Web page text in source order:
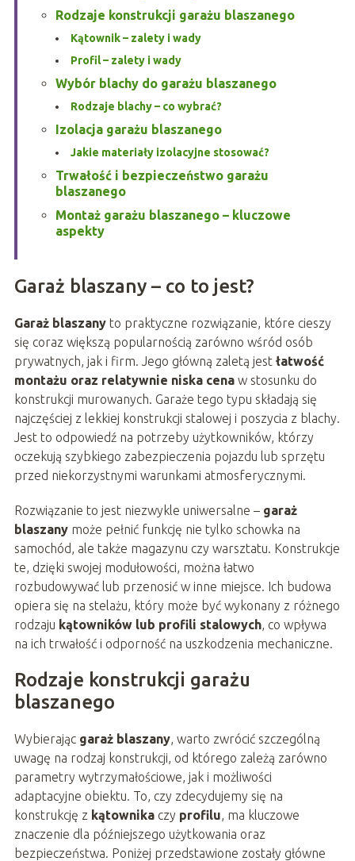
Rodzaje konstrukcji garażu blaszanego
Kątownik – zalety i wady
Profil – zalety i wady
Wybór blachy do garażu blaszanego
Rodzaje blachy – co wybrać?
Izolacja garażu blaszanego
Jakie materiały izolacyjne stosować?
Trwałość i bezpieczeństwo garażu
blaszanego
Montaż garażu blaszanego – kluczowe
aspekty
Garaż blaszany – co to jest?
Garaż blaszanyto praktyczne rozwiązanie, które cieszy
się coraz większą popularnością zarówno wśród osób
prywatnych, jak i firm. Jego główną zaletą jest łatwość
montażu oraz relatywnie niska cenaw stosunku do
konstrukcji murowanych. Garaże tego typu składają się
najczęściej z lekkiej konstrukcji stalowej i poszycia z blachy.
Jest to odpowiedź na potrzeby użytkowników, którzy
oczekują szybkiego zabezpieczenia pojazdu lub sprzętu
przed niekorzystnymi warunkami atmosferycznymi.
Rozwiązanie to jest niezwykle uniwersalne – garaż
blaszanymoże pełnić funkcję nie tylko schowka na
samochód, ale także magazynu czy warsztatu. Konstrukcje
te, dzięki swojej modułowości, można łatwo
rozbudowywać lub przenosić w inne miejsce. Ich budowa
opiera się na stelażu, który może być wykonany z różnego
rodzaju kątowników lub profili stalowych, co wpływa
na ich trwałość i odporność na uszkodzenia mechaniczne.
Rodzaje konstrukcji garażu
blaszanego
Wybierając garaż blaszany, warto zwrócić szczególną
uwagę na rodzaj konstrukcji, od którego zależą zarówno
parametry wytrzymałościowe, jak i możliwości
adaptacyjne obiektu. To, czy zdecydujemy się na
konstrukcję z kątownikaczy profilu, ma kluczowe
znaczenie dla późniejszego użytkowania oraz
bezpieczeństwa. Poniżej przedstawione zostały główne